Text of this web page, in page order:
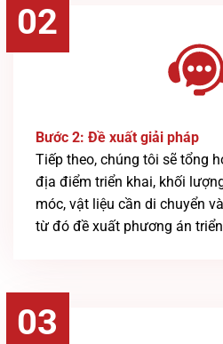
Bước 2: Đề xuất giải pháp
Tiếp theo, chúng tôi sẽ tổng
địa điểm triển khai, khối
móc, vật liệu cần di chuyển
từ đó đề xuất phương án
02
03